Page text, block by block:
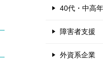
40代・中高
障害者支援
外資系企業